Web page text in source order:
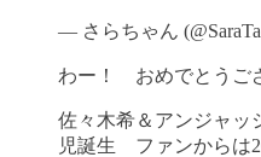
— さらちゃん
わー！ おめでとうご
佐々木希＆アンジャッ
児誕生 ファンからは